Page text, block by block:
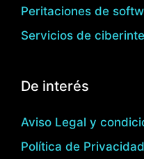
Peritaciones de
Servicios de
De interés
Aviso Legal y
Política de Privacidad